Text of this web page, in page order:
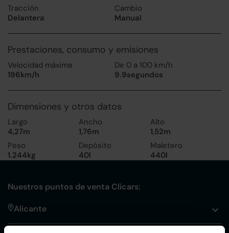
Tracción
Delantera
Cambio
Manual
Prestaciones, consumo y emisiones
Velocidad máxima
196km/h
De 0 a 100 km/h
9.9segundos
Dimensiones y otros datos
Largo
4,27m
Ancho
1,76m
Alto
1,52m
Peso
1.244kg
Depósito
40l
Maletero
440l
Nuestros puntos de venta Clicars:
Alicante